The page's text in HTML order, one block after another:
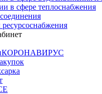
в сфере теплоснабжения